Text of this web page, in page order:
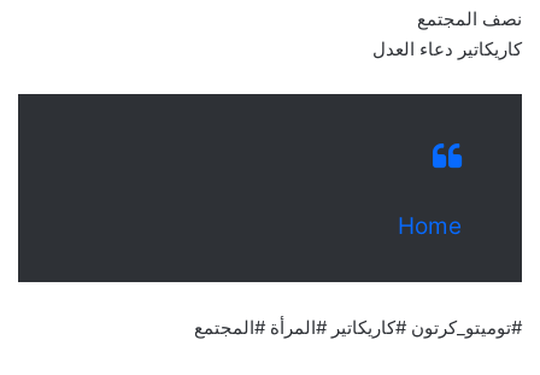
نصف المجتمع
كاريكاتير دعاء العدل
Home
#توميتو_كرتون #كاريكاتير #المرأة #المجتمع